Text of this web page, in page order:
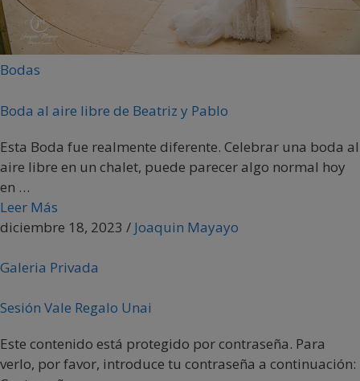
Bodas
Boda al aire libre de Beatriz y Pablo
Esta Boda fue realmente diferente. Celebrar una boda al
aire libre en un chalet, puede parecer algo normal hoy
en …
Leer Más
diciembre 18, 2023 / Joaquin Mayayo
Galeria Privada
Sesión Vale Regalo Unai
Este contenido está protegido por contraseña. Para
verlo, por favor, introduce tu contraseña a continuación: